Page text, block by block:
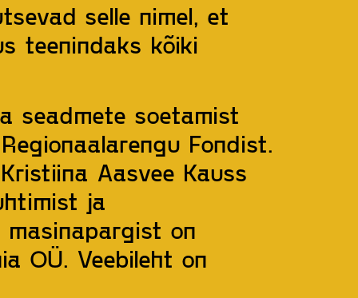
selle nimel, et
teenindaks kõiki
seadmete soetamist
Fondist.
Aasvee Kauss
ja
masinapargist on
OÜ. Veebileht on